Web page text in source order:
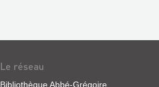
Le réseau
Bibliothèque Abbé-Grégoire